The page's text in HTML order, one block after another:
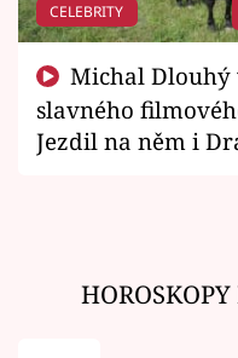
CELEBRITY
slavného
Jezdil na něm i